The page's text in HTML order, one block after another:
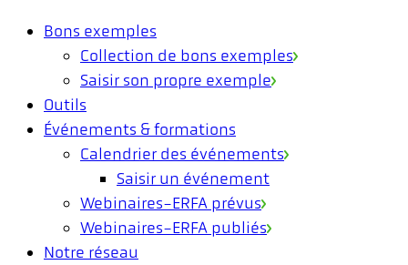
Bons exemples
Collection de bons exemples
Saisir son propre exemple
Outils
Événements & formations
Calendrier des événements
Saisir un événement
Webinaires-ERFA prévus
Webinaires-ERFA publiés
Notre réseau